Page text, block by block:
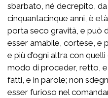
sbarbato, né decrepito,
cinquantacinque anni, è
porta seco gravità, e può
esser amabile, cortese, e
e più d’ogni altra con
modo di proceder, retto,
fatti, e in parole; non
esser furioso nel